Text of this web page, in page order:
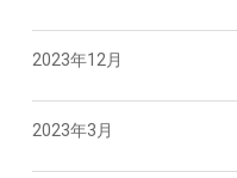
2023年12月
2023年3月